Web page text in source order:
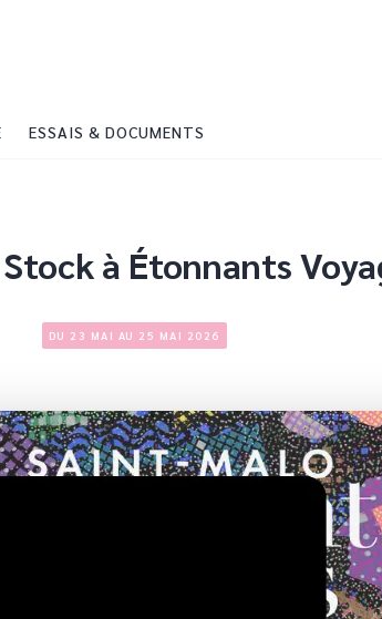
ESSAIS & DOCUMENTS
à Étonnants
DU 23 MAI AU 25 MAI 2026